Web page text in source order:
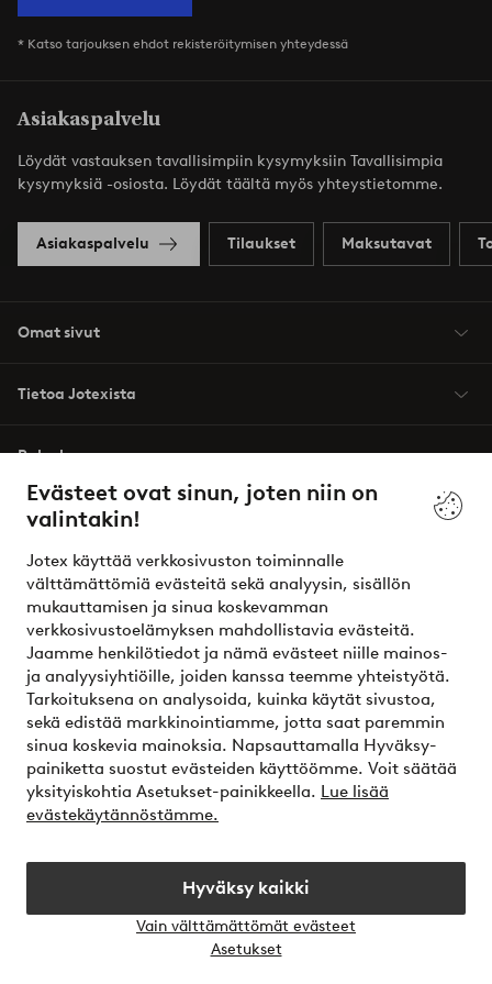
Evästeet ovat sinun, joten niin on
valintakin!
Jotex käyttää verkkosivuston toiminnalle
välttämättömiä evästeitä sekä analyysin, sisällön
mukauttamisen ja sinua koskevamman
verkkosivustoelämyksen mahdollistavia evästeitä.
Jaamme henkilötiedot ja nämä evästeet niille mainos-
ja analyysiyhtiöille, joiden kanssa teemme yhteistyötä.
Tarkoituksena on analysoida, kuinka käytät sivustoa,
sekä edistää markkinointiamme, jotta saat paremmin
sinua koskevia mainoksia. Napsauttamalla Hyväksy-
painiketta suostut evästeiden käyttöömme. Voit säätää
yksityiskohtia Asetukset-painikkeella. Lue lisää
evästekäytännöstämme.
Hyväksy kaikki
Vain välttämättömät evästeet
Asetukset
* Katso tarjouksen ehdot rekisteröitymisen yhteydessä
Asiakaspalvelu
Löydät vastauksen tavallisimpiin kysymyksiin Tavallisimpia
kysymyksiä -osiosta. Löydät täältä myös yhteystietomme.
Asiakaspalvelu Tilaukset Maksutavat
Omat sivut
Tietoa Jotexista
Palvelumme
Ehdot
Ystävät
Turvalliset maksut – maksa nyt tai erissä
Haluatko tietää lisää maksuvaihtoehdoistamme?
elpy